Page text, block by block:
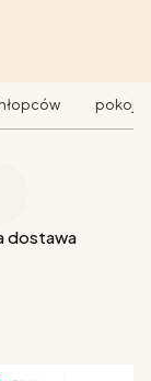
pokoje
dostawa